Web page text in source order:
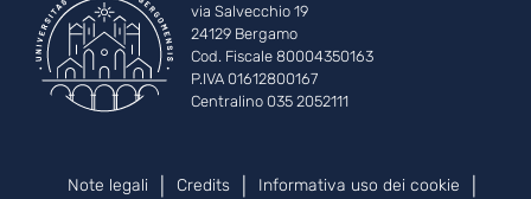
via Salvecchio 19
24129 Bergamo
Cod. Fiscale 80004350163
P.IVA 01612800167
Centralino 035 2052111
Piè di pagina
Note legali Credits Informativa uso dei cookie